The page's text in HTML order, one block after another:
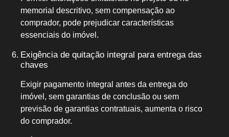
memorial descritivo, sem compensação ao
comprador, pode prejudicar características
essenciais do imóvel.
Exigência de quitação integral para entrega das
chaves
Exigir pagamento integral antes da entrega do
imóvel, sem garantias de conclusão ou sem
previsão de garantias contratuais, aumenta o risco
do comprador.